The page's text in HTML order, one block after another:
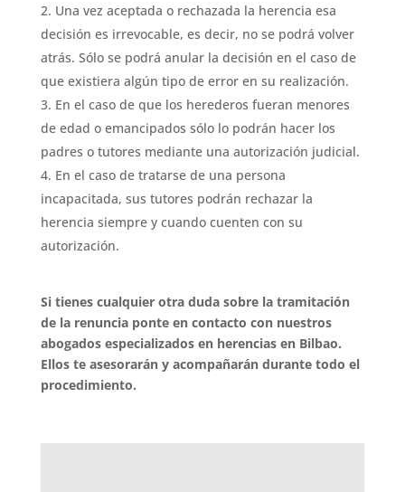
Una vez aceptada o rechazada la herencia esa
decisión es irrevocable, es decir, no se podrá volver
atrás. Sólo se podrá anular la decisión en el caso de
que existiera algún tipo de error en su realización.
En el caso de que los herederos fueran menores
de edad o emancipados sólo lo podrán hacer los
padres o tutores mediante una autorización judicial.
En el caso de tratarse de una persona
incapacitada, sus tutores podrán rechazar la
herencia siempre y cuando cuenten con su
autorización.
Si tienes cualquier otra duda sobre la tramitación
de la renuncia ponte en contacto con nuestros
abogados especializados en herencias en Bilbao.
Ellos te asesorarán y acompañarán durante todo el
procedimiento.